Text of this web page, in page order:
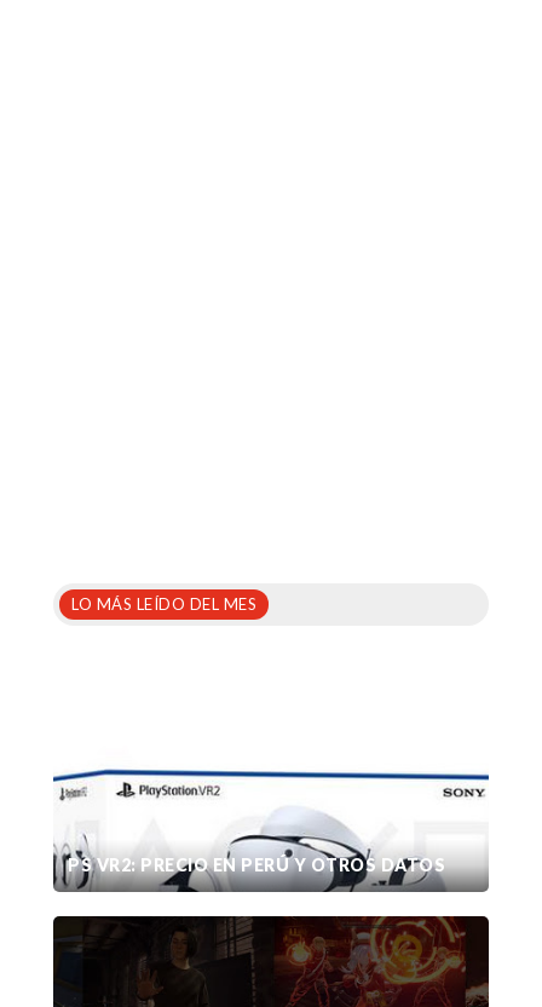
LO MÁS LEÍDO DEL MES
PS VR2: PRECIO EN PERÚ Y OTROS DATOS